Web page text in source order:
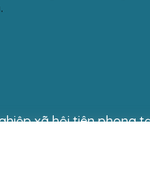
xã hội tiên phong